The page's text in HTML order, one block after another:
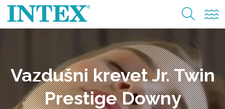
Vazdušni krevet Jr. Twin
Prestige Downy